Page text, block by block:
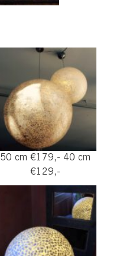
50 cm €179,- 40 cm
€129,-